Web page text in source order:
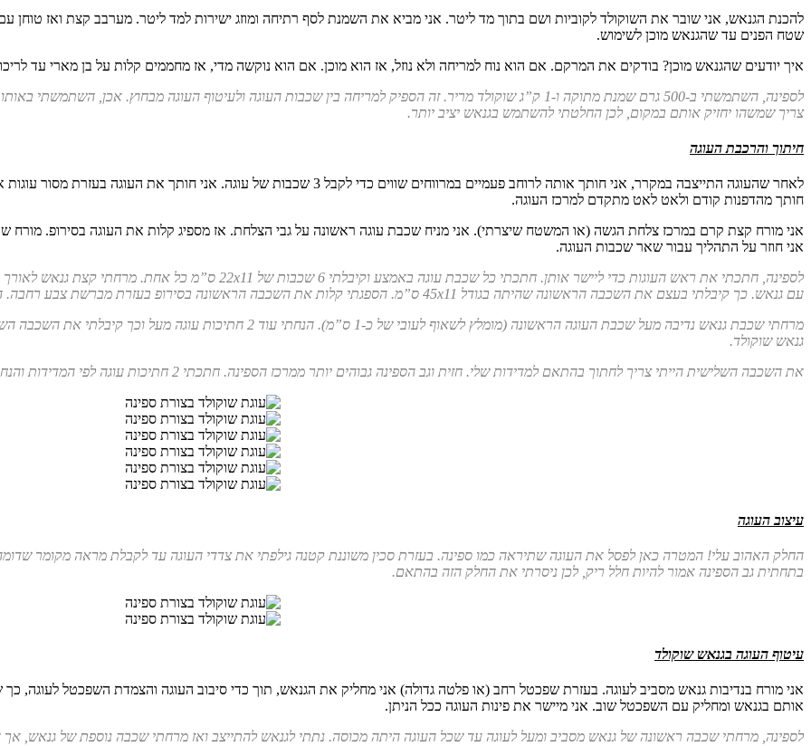
להכנת הגנאש, אני שובר את השוקולד לקוביות ושם בתוך מד ליטר. אני מביא את השמנת לסף רתיחה ומוזג ישירות למד ליטר. מערבב קצת ואז
שטח הפנים עד שהגנאש מוכן לשימוש.
איך יודעים שהגנאש מוכן? בודקים את המרקם. אם הוא נוח למריחה ולא נוזל, אז הוא מוכן. אם הוא נוקשה מדי, אז מחממים קלות על בן מארי עד
לספינה, השתמשתי ב-500 גרם שמנת מתוקה ו-1 ק”ג שוקולד מריר. זה הספיק למריחה בין שכבות העוגה ולעיטוף העוגה מבחוץ.
צריך שמשהו יחזיק אותם במקום, לכן החלטתי להשתמש בגנאש יציב יותר.
חיתוך והרכבת העוגה
לאחר שהעוגה התייצבה במקרר, אני חותך אותה לרוחב פעמיים במרווחים שווים כדי לקבל 3
חותך מהדפנות קודם ולאט לאט מתקדם למרכז העוגה.
אני חוזר על התהליך עבור שאר שכבות העוגה.
לספינה, חתכתי את ראש העוגות כדי ליישר אותן. חתכתי כל שכבת עוגה באמצע וקיבלתי 6 שכבות של 22
x
עם גנאש. כך קיבלתי בעצם את השכבה הראשונה שהיתה בגודל 45
x11 ס”מ. הספגתי קלות את השכבה הראשונה בסירופ בעזרת מברשת צבע רחבה. הסירופ נספג מיד אל תוך העוגה.
מרחתי שכבת גנאש נדיבה מעל שכבת העוגה הראשונה (מומלץ לשאוף לעובי של כ-1
גנאש שוקולד.
את השכבה השלישית הייתי צריך לחתוך בהתאם למדידות שלי. חזית וגב הספינה גבוהים יותר ממרכז הספינה. חתכתי 2 חתיכות עוגה לפי המדידות והנחתי אחת מקדימה ואחת מאחורה. גם אותן הספגתי בסירופ סוכר.
עיצוב העוגה
החלק האהוב עלי! המטרה כאן לפסל את העוגה שתיראה כמו ספינה. בעזרת סכין משוננת קטנה גילפתי את צדדי העוגה עד לקבלת מראה מקומר
בתחתית גב הספינה אמור להיות חלל ריק, לכן ניסרתי את החלק הזה בהתאם.
עיטוף העוגה בגנאש שוקולד
אני מורח בנדיבות גנאש מסביב לעוגה. בעזרת שפכטל רחב (או פלטה גדולה) אני מחליק את הגנאש, תוך כדי סיבוב העוגה והצמדת השפכטל
אותם בגנאש ומחליק עם השפכטל שוב. אני מיישר את פינות העוגה ככל הניתן.
לספינה, מרחתי שכבה ראשונה של גנאש מסביב ומעל לעוגה עד שכל העוגה היתה מכוסה. נתתי לגנאש להתייצב ואז מרחתי שכבה נוספת של גנאש,